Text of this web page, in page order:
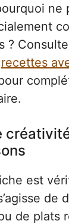
ne
?
recettes
est
de
de plats